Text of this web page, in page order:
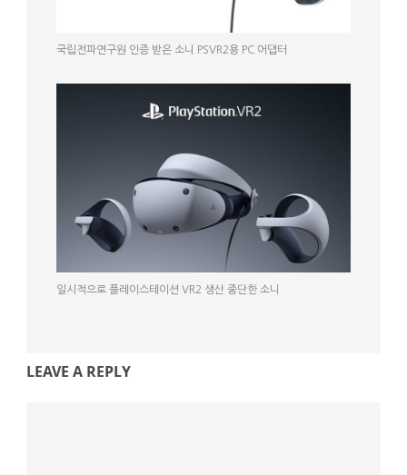
국립전파연구원 인증 받은 소니 PSVR2용 PC 어댑터
일시적으로 플레이스테이션 VR2 생산 중단한 소니
LEAVE A REPLY